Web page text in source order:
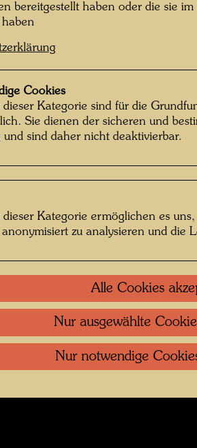
bereitgestellt haben oder die sie
Cookies
dieser Kategorie sind für die
Sie dienen der sicheren und
und sind daher nicht deaktivierbar.
dieser Kategorie ermöglichen es
anonymisiert zu analysieren und die
Alle Cookies
Nur ausgewählte
Nur notwendige